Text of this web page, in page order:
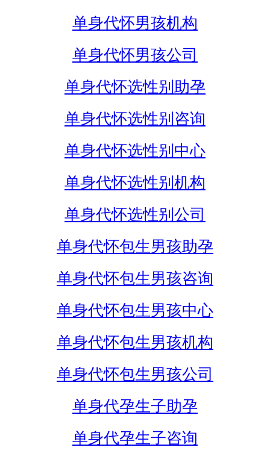
单身代怀男孩机构
单身代怀男孩公司
单身代怀选性别助孕
单身代怀选性别咨询
单身代怀选性别中心
单身代怀选性别机构
单身代怀选性别公司
单身代怀包生男孩助孕
单身代怀包生男孩咨询
单身代怀包生男孩中心
单身代怀包生男孩机构
单身代怀包生男孩公司
单身代孕生子助孕
单身代孕生子咨询